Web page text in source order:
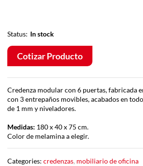
Status: In stock
Cotizar Producto
Credenza modular con 6 puertas, fabricada
con 3 entrepaños movibles, acabados en
de 1 mm y niveladores.
Medidas: 180 x 40 x 75 cm.
Color de melamina a elegir.
Categories: credenzas, mobiliario de oficina